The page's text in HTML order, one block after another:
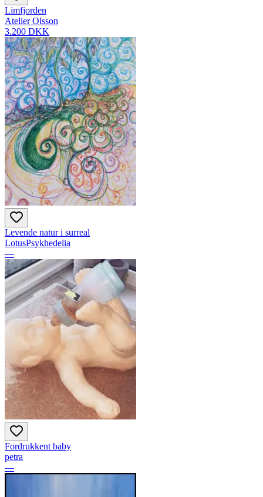
Limfjorden
Atelier Olsson
3.200 DKK
Levende natur i surreal
LotusPsykhedelia
—
Fordrukkent baby
petra
—